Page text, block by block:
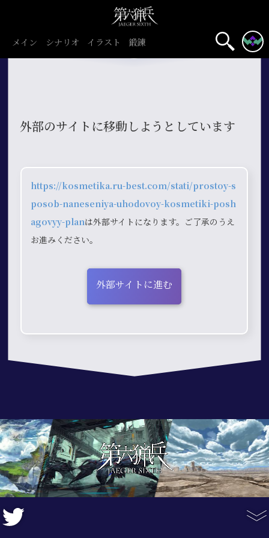
メイン シナリオ イラスト 鍛錬
外部のサイトに移動しようとしています
https://kosmetika.ru-best.com/stati/prostoy-s
posob-naneseniya-uhodovoy-kosmetiki-posh
agovyy-planは外部サイトになります。ご了承のうえ
お進みください。
外部サイトに進む